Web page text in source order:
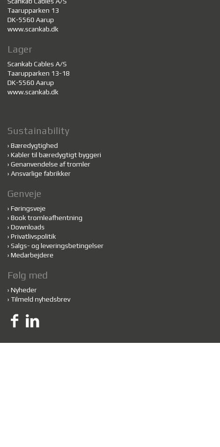
Taarupparken 13
DK-5560 Aarup
www.scankab.dk
Lager
Scankab Cables A/S
Taarupparken 13-18
DK-5560 Aarup
www.scankab.dk
Sustainability
› Bæredygtighed
› Kabler til bæredygtigt byggeri
› Genanvendelse af tromler
› Ansvarlige fabrikker
Genveje
› Føringsveje
› Book tromleafhentning
› Downloads
› Privatlivspolitik
› Salgs- og leveringsbetingelser
› Medarbejdere
Følg med
› Nyheder
› Tilmeld nyhedsbrev